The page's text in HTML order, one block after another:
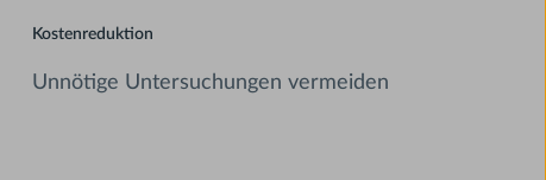
Kostenreduktion
Unnötige Untersuchungen vermeiden